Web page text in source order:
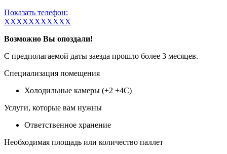
Показать телефон:
XXXXXXXXXXX
Возможно Вы опоздали!
С предполагаемой даты заезда прошло более 3 месяцев.
Специализация помещения
Холодильные камеры (+2 +4С)
Услуги, которые вам нужны
Ответственное хранение
Необходимая площадь или количество паллет